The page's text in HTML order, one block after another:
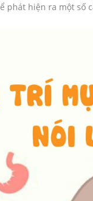
phát hiện ra một số